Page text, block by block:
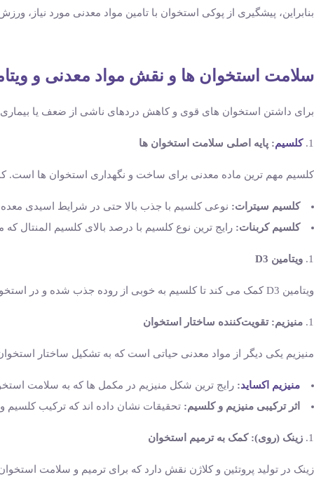
بنابراین، پیشگیری از پوکی استخوان با تامین مواد معدنی مورد
سلامت استخوان‌ ها و نقش مواد معدنی و
برای داشتن استخوان ‌های قوی و کاهش دردهای ناشی از ضعف یا بیماری‌
کلسیم: پایه اصلی سلامت استخوان ‌ها
کلسیم مهم ‌ترین ماده معدنی برای ساخت و نگهداری استخوان ‌ها است.
کلسیم سیترات: نوعی کلسیم با جذب بالا حتی در شرایط اسیدی
کلسیم کربنات: رایج‌ ترین نوع کلسیم با درصد بالای کلسیم
ویتامین D3
ویتامین D3 کمک می‌ کند تا کلسیم به خوبی از روده جذب شده و در استخوان ‌ها رسوب کند. کمبود ویتامین D3 می ‌تواند منجر به کاهش تراکم شود.
منیزیم: تقویت‌کننده ساختار استخوان
منیزیم یکی دیگر از مواد معدنی حیاتی است که به تشکیل ساختار
منیزیم اکساید: رایج ‌ترین شکل منیزیم در مکمل ‌ها که به سلامت
اثر ترکیبی منیزیم و کلسیم: تحقیقات نشان داده ‌اند که ترکیب کلسیم
زینک (روی): کمک به ترمیم استخوان
زینک در تولید پروتئین و کلاژن نقش دارد که برای ترمیم و سلامت